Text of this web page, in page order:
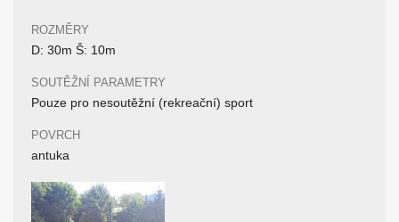
ROZMĚRY
D: 30m Š: 10m
SOUTĚŽNÍ PARAMETRY
Pouze pro nesoutěžní (rekreační) sport
POVRCH
antuka